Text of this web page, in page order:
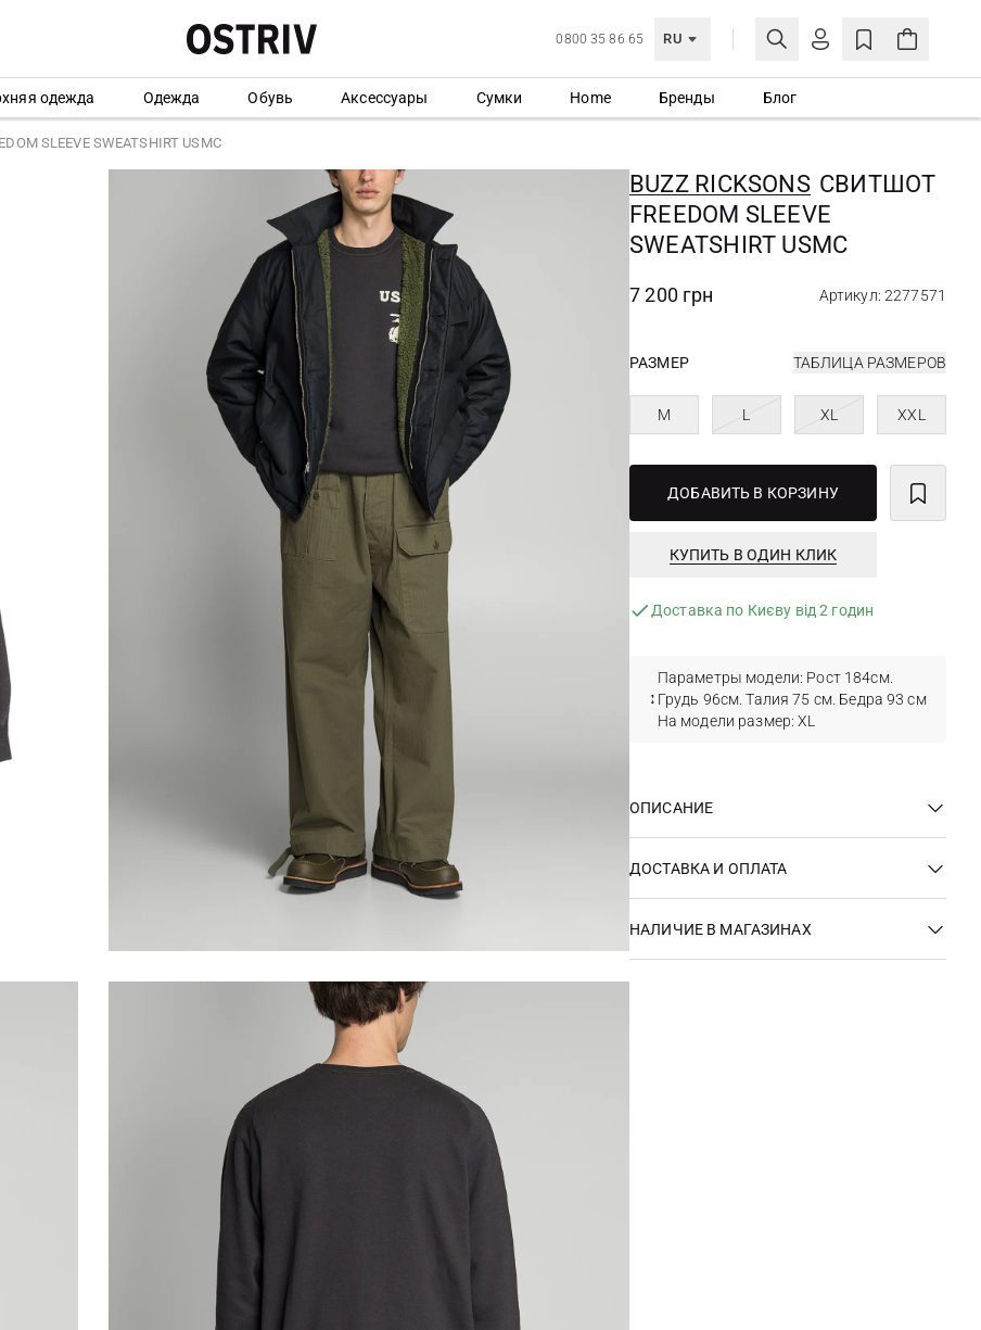
0800 35 86 65 RU
ЛИЧНЫЙ КАБИНЕТ
Еще не зарегистрированы?
СОЗДАТЬ УЧЕТНУЮ ЗАПИСЬ
одежда Одежда Обувь Аксессуары Сумки Home Бренды Блог
SLEEVE SWEATSHIRT USMC
BUZZ RICKSONS СВИТШОТ
FREEDOM SLEEVE
SWEATSHIRT USMC
7 200 грн Артикул: 2277571
РАЗМЕР ТАБЛИЦА РАЗМЕРОВ
M L XL XXL
ДОБАВИТЬ В КОРЗИНУ
КУПИТЬ В ОДИН КЛИК
Доставка по Києву від 2 годин
Параметры модели: Рост 184см.
Грудь 96см. Талия 75 см. Бедра 93 см
На модели размер: XL
ОПИСАНИЕ
ДОСТАВКА И ОПЛАТА
НАЛИЧИЕ В МАГАЗИНАХ